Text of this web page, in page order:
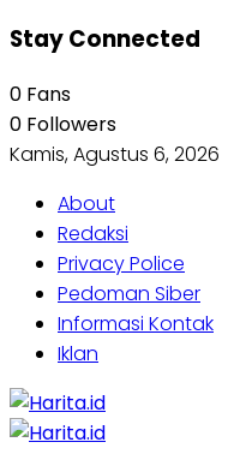
Stay Connected
0 Fans
0 Followers
Kamis, Agustus 6, 2026
About
Redaksi
Privacy Police
Pedoman Siber
Informasi Kontak
Iklan